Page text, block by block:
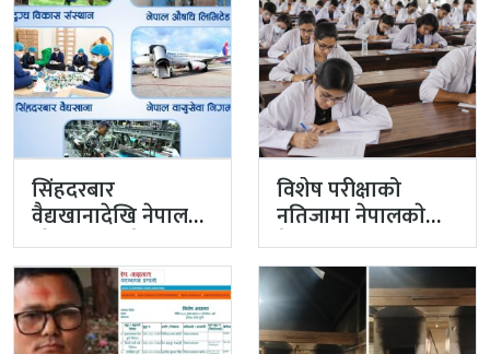
सिंहदरबार
वैद्यखानादेखि नेपाल
औषधि लिमिटेडसम्म
प्रधानमन्त्रीको
प्राथमिकतामा
विशेष परीक्षाको
नतिजामा नेपालकाे
मेडिकल शिक्षाको
गुणस्तर अब्बल